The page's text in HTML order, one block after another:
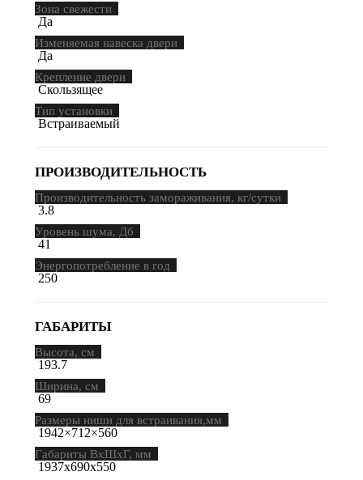
Зона свежести
Да
Изменяемая навеска двери
Да
Крепление двери
Скользящее
Тип установки
Встраиваемый
ПРОИЗВОДИТЕЛЬНОСТЬ
Производительность замораживания, кг/сутки
3.8
Уровень шума, Дб
41
Энергопотребление в год
250
ГАБАРИТЫ
Высота, см
193.7
Ширина, см
69
Размеры ниши для встраивания,мм
1942×712×560
Габариты ВхШхГ, мм
1937х690х550